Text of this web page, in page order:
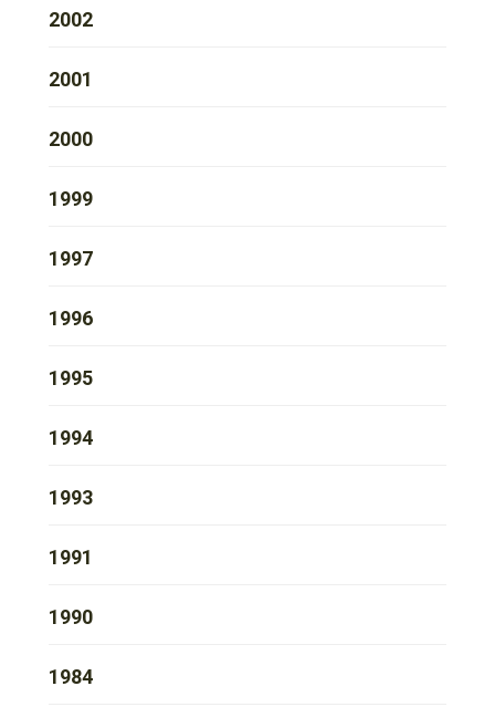
2002
2001
2000
1999
1997
1996
1995
1994
1993
1991
1990
1984